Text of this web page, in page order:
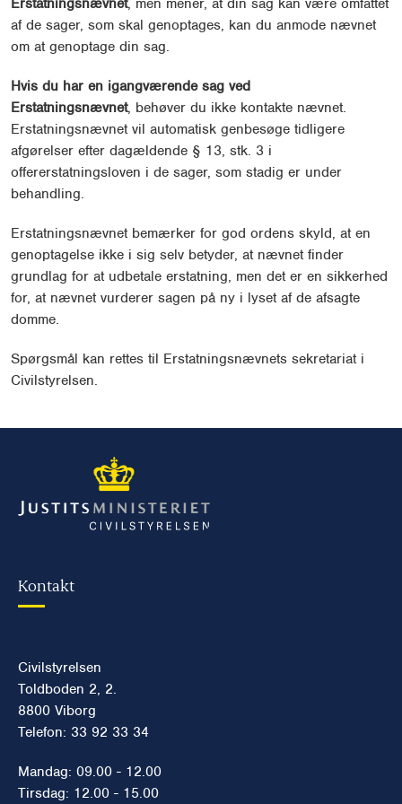
af de sager, som skal genoptages, kan du anmode nævnet
om at genoptage din sag.
Hvis du har en igangværende sag ved
Erstatningsnævnet, behøver du ikke kontakte nævnet.
Erstatningsnævnet vil automatisk genbesøge tidligere
afgørelser efter dagældende § 13, stk. 3 i
offererstatningsloven i de sager, som stadig er under
behandling.
Erstatningsnævnet bemærker for god ordens skyld, at en
genoptagelse ikke i sig selv betyder, at nævnet finder
grundlag for at udbetale erstatning, men det er en sikkerhed
for, at nævnet vurderer sagen på ny i lyset af de afsagte
domme.
Spørgsmål kan rettes til Erstatningsnævnets sekretariat i
Civilstyrelsen.
Kontakt
Civilstyrelsen
Toldboden 2, 2.
8800 Viborg
Telefon: 33 92 33 34
Mandag: 09.00 - 12.00
Tirsdag: 12.00 - 15.00